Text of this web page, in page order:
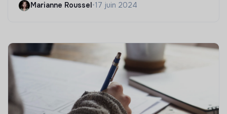
Marianne Roussel•17 juin 2024